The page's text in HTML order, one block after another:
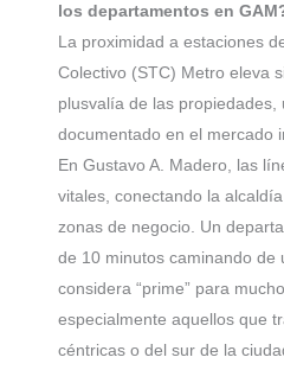
los departamentos en
La proximidad a estaciones
Colectivo (STC) Metro eleva
plusvalía de las propiedades,
documentado en el mercado
En Gustavo A. Madero, las
vitales, conectando la
zonas de negocio. Un
de 10 minutos caminando de
considera “prime” para
especialmente aquellos que
céntricas o del sur de la